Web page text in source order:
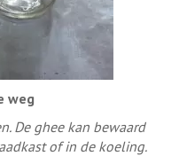
weg
De ghee kan bewaard
of in de koeling.